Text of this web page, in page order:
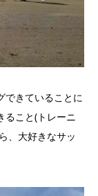
できていることに
ること(トレーニ
、大好きなサッ